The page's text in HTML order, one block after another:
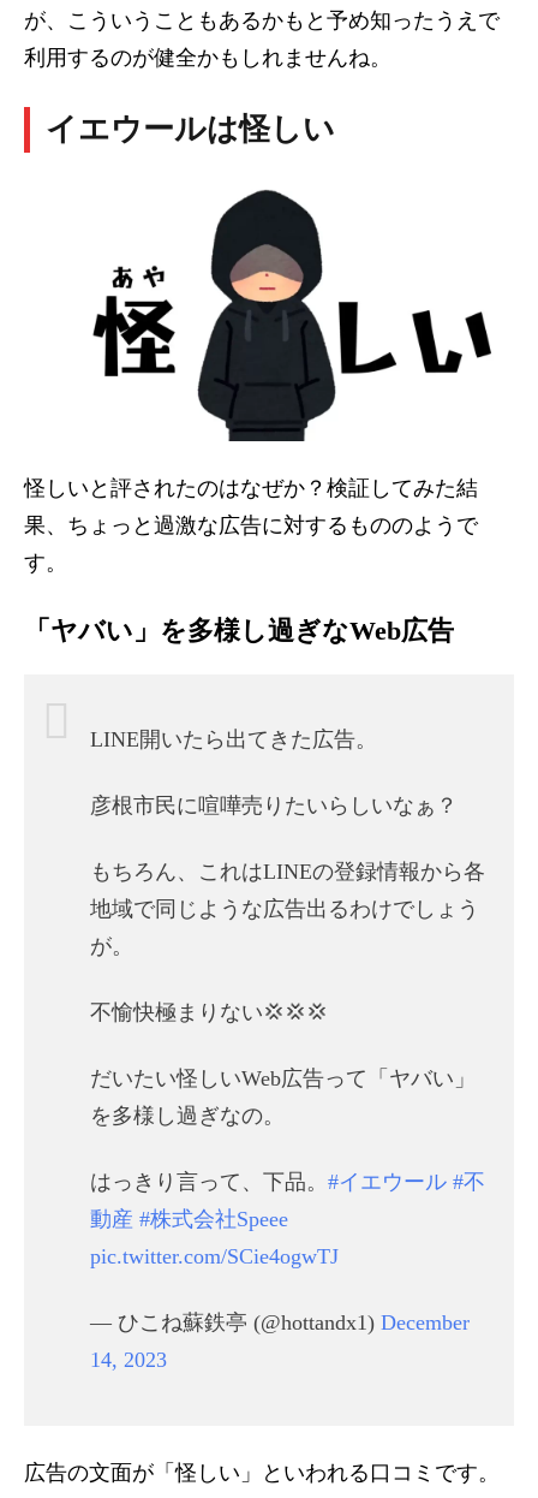
が、こういうこともあるかもと予め知ったうえで
利用するのが健全かもしれませんね。
イエウールは怪しい
怪しいと評されたのはなぜか？検証してみた結
果、ちょっと過激な広告に対するもののようで
す。
「ヤバい」を多様し過ぎなWeb広告
LINE開いたら出てきた広告。
彦根市民に喧嘩売りたいらしいなぁ？
もちろん、これはLINEの登録情報から各
地域で同じような広告出るわけでしょう
が。
不愉快極まりない💢💢💢
だいたい怪しいWeb広告って「ヤバい」
を多様し過ぎなの。
はっきり言って、下品。 #イエウール #不
動産 #株式会社Speee
pic.twitter.com/SCie4ogwTJ
— ひこね蘇鉄亭 (@hottandx1) December
14, 2023
広告の文面が「怪しい」といわれる口コミです。